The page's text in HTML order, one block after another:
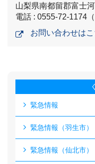
山梨県南都留郡富士
電話 : 0555-72-1174（
お問い合わせはこ
緊急情報
緊急情報（羽生市）
緊急情報（仙北市）